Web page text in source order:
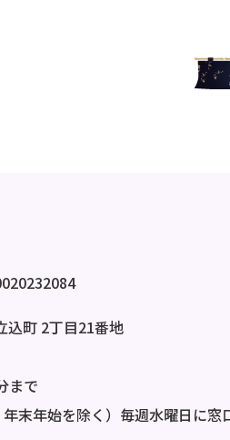
町 2丁目21番地
まで
末年始を除く）毎週水曜日に